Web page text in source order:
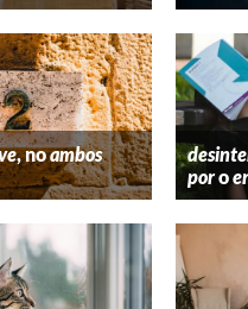
, noambos
poro